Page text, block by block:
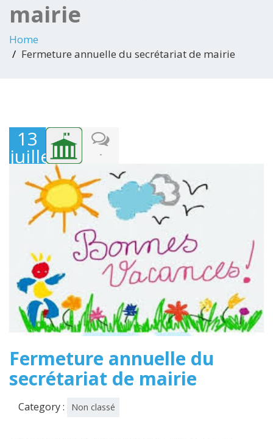
mairie
Home
Fermeture annuelle du secrétariat de mairie
13
juillet
2020
-
Fermeture annuelle du
secrétariat de mairie
Category : Non classé